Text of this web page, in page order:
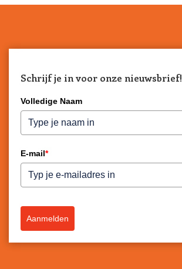
Schrijf je in voor onze nieuwsbrief!
Volledige Naam
E-mail*
Aanmelden